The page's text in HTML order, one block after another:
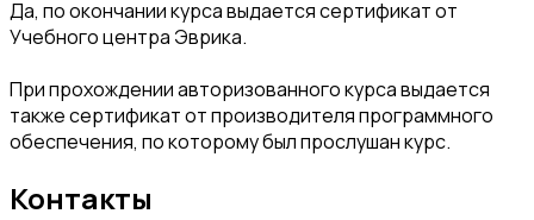
Да, по окончании курса выдается сертификат от
Учебного центра Эврика.
При прохождении авторизованного курса выдается
также сертификат от производителя программного
обеспечения, по которому был прослушан курс.
Контакты